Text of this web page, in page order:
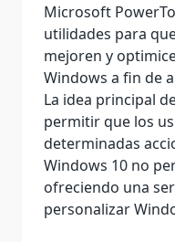
Microsoft
utilidades para
mejoren y
Windows a fin de
La idea principal
permitir que los
determinadas
Windows 10 no
ofreciendo una
personalizar